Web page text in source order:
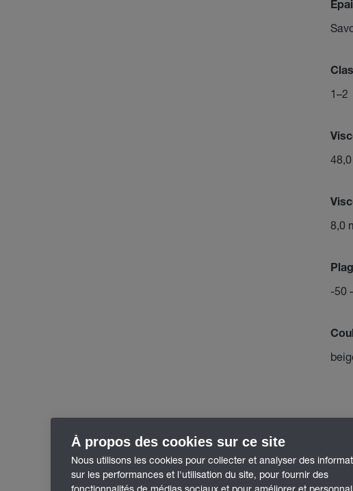
1–2
8,0
-50
À propos des cookies sur ce site
Nous utilisons les cookies pour collecter et analyser des
sur les performances et l'utilisation du site, pour fournir des
fonctionnalités de médias sociaux et pour améliorer et